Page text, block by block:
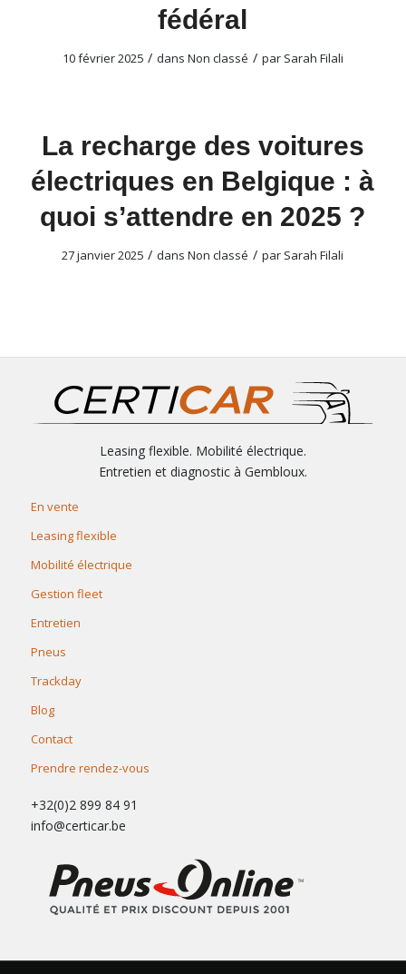
fédéral
10 février 2025 / dans Non classé / par Sarah Filali
La recharge des voitures
électriques en Belgique : à
quoi s’attendre en 2025 ?
27 janvier 2025 / dansNon classé / par Sarah Filali
Leasing flexible. Mobilité électrique.
Entretien et diagnostic à Gembloux.
En vente
Leasing flexible
Mobilité électrique
Gestion fleet
Entretien
Pneus
Trackday
Blog
Contact
Prendre rendez-vous
+32(0)2 899 84 91
info@certicar.be